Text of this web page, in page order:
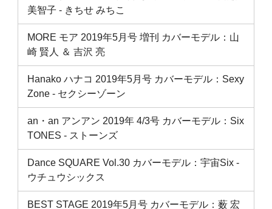
美智子 ‐ きちせ みちこ
MORE モア 2019年5月号 増刊 カバーモデル：山
崎 賢人 ＆ 吉沢 亮
Hanako ハナコ 2019年5月号 カバーモデル：Sexy
Zone ‐ セクシーゾーン
an・an アンアン 2019年 4/3号 カバーモデル：Six
TONES ‐ ストーンズ
Dance SQUARE Vol.30 カバーモデル：宇宙Six ‐
ウチュウシックス
BEST STAGE 2019年5月号 カバーモデル：薮 宏